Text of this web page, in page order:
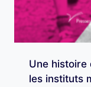
Une histoire
les instituts